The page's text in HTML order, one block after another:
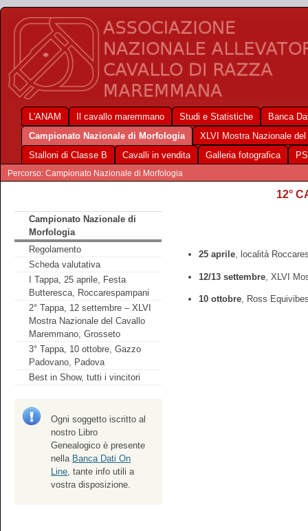
L'ANAM Il cavallo maremmano Studi e Statistiche
Banca
Campionato Nazionale di Morfologia
XLVI Mostra Nazionale
Stalloni di Classe B
Cavalli in vendita Galleria fotografica
Percorso: Campionato Nazionale di Morfologia
Campionato Nazionale di
Morfologia
Regolamento
Scheda valutativa
I Tappa, 25 aprile, Festa
Butteresca, Roccarespampani
2° Tappa, 12 settembre – XLVI
Mostra Nazionale del Cavallo
Maremmano, Grosseto
3° Tappa, 10 ottobre, Gazzo
Padovano, Padova
Best in Show, tutti i vincitori
Ogni soggetto iscritto al
nostro Libro
Genealogico è presente
nella Banca Dati On
Line, tante info utili a
vostra disposizione.
12°
25 aprile, località
12/13 settembre, XLVI
10 ottobre, Ross